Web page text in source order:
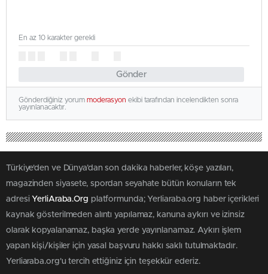
Gönder
En az 10 karakter gerekli
Gönderdiğiniz yorum moderasyon ekibi tarafından incelendikten sonra
yayınlanacaktır.
Türkiye'den ve Dünya’dan son dakika haberler, köşe yazıları,
magazinden siyasete, spordan seyahate bütün konuların tek
adresi YerliAraba.Org platformunda; Yerliaraba.org haber içerikleri
kaynak gösterilmeden alıntı yapılamaz, kanuna aykırı ve izinsiz
olarak kopyalanamaz, başka yerde yayınlanamaz. Aykırı işlem
yapan kişi/kişiler için yasal başvuru hakkı saklı tutulmaktadır.
Yerliaraba.org'u tercih ettiğiniz için teşekkür ederiz.